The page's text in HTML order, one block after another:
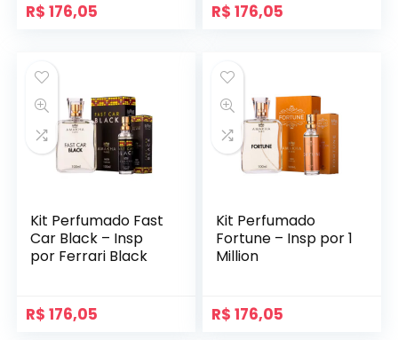
R$ 176,05 R$ 176,05
Kit Perfumado Fast
Car Black – Insp
por Ferrari Black
R$ 176,05
Kit Perfumado
Fortune – Insp por 1
Million
R$ 176,05